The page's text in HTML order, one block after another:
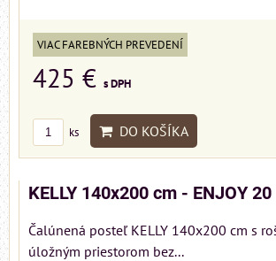
VIAC FAREBNÝCH PREVEDENÍ
425 € s DPH
ks DO KOŠÍKA
KELLY 140x200 cm - ENJOY 20
Čalúnená posteľ KELLY 140x200 cm s
úložným priestorom bez...